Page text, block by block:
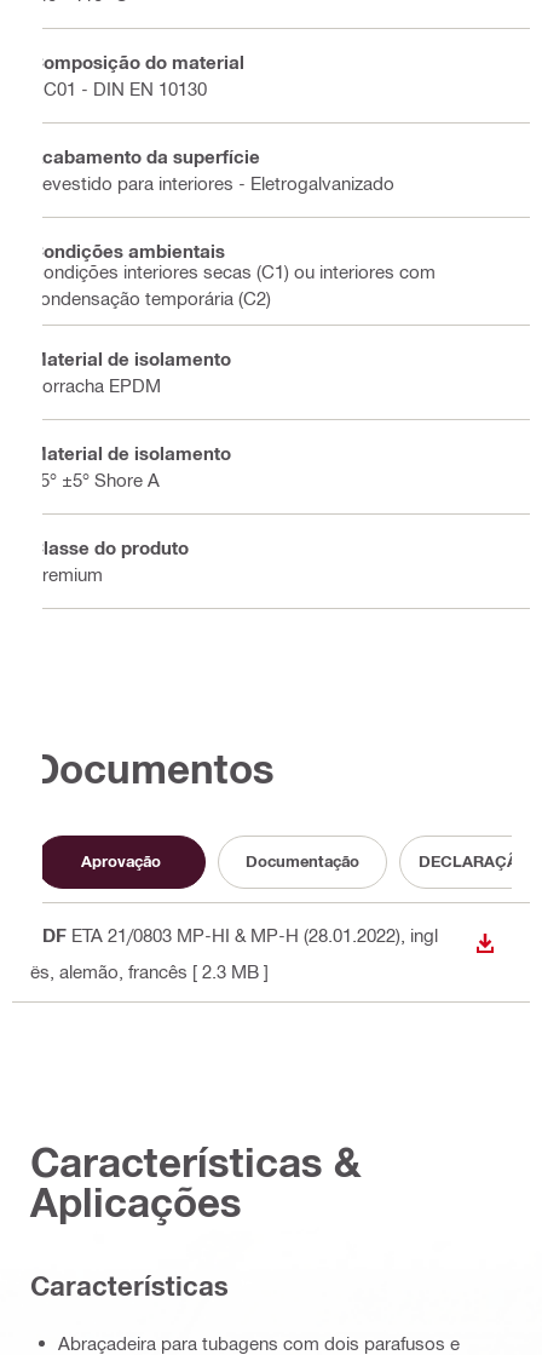
Composição do material
DC01 - DIN EN 10130
Acabamento da superfície
Revestido para interiores - Eletrogalvanizado
Condições ambientais
Condições interiores secas (C1) ou interiores com
condensação temporária (C2)
Material de isolamento
Borracha EPDM
Material de isolamento
45° ±5° Shore A
Classe do produto
Premium
Documentos
Aprovação Documentação DECLARAÇÃO
PDF ETA 21/0803 MP-HI & MP-H (28.01.2022) , ingl
ês, alemão, francês [ 2.3 MB ]
Características &
Aplicações
Características
Abraçadeira para tubagens com dois parafusos e